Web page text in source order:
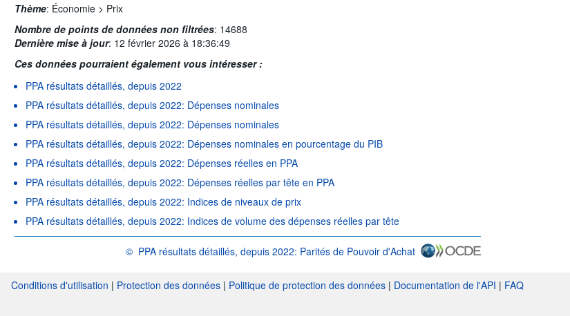
Thème: Économie > Prix
Nombre de points de données non filtrées: 14688
Dernière mise à jour: 12 février 2026 à 18:36:49
Ces données pourraient également vous intéresser :
PPA résultats détaillés, depuis 2022
PPA résultats détaillés, depuis 2022: Dépenses nominales
PPA résultats détaillés, depuis 2022: Dépenses nominales
PPA résultats détaillés, depuis 2022: Dépenses nominales en pourcentage du PIB
PPA résultats détaillés, depuis 2022: Dépenses réelles en PPA
PPA résultats détaillés, depuis 2022: Dépenses réelles par tête en PPA
PPA résultats détaillés, depuis 2022: Indices de niveaux de prix
PPA résultats détaillés, depuis 2022: Indices de volume des dépenses réelles par tête
© PPA résultats détaillés, depuis 2022: Parités de Pouvoir d'Achat
Conditions d'utilisation | Protection des données| Politique de protection des données| Documentation de l'API | FAQ